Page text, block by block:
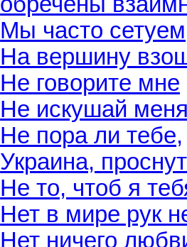
Мы часто сетуем
На вершину
Не говорите мне
Не искушай
Не пора ли тебе,
Украина,
Не то, чтоб я
Нет в мире рук
Нет ничего